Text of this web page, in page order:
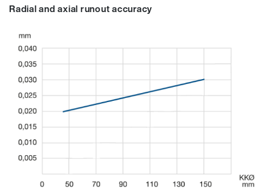
Radial and axial runout accuracy